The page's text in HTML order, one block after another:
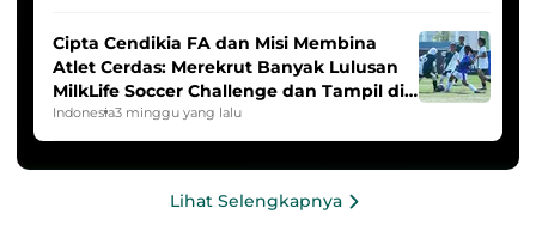
Cipta Cendikia FA dan Misi Membina
Atlet Cerdas: Merekrut Banyak Lulusan
MilkLife Soccer Challenge dan Tampil di
HYDROPLUS Soccer League
Indonesia3 minggu yang lalu
Lihat Selengkapnya